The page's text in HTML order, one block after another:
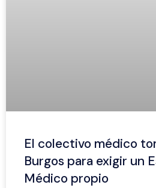
El colectivo médico
Burgos para exigir un
Médico propio